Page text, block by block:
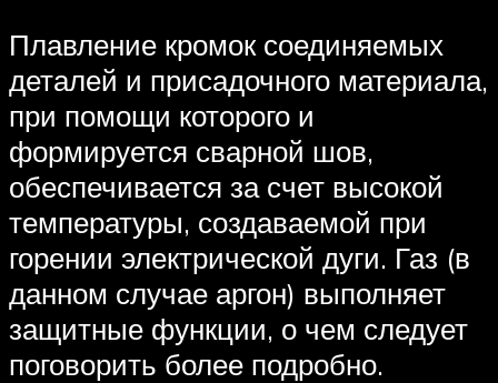
Плавление кромок соединяемых
деталей и присадочного материала,
при помощи которого и
формируется сварной шов,
обеспечивается за счет высокой
температуры, создаваемой при
горении электрической дуги. Газ (в
данном случае аргон) выполняет
защитные функции, о чем следует
поговорить более подробно.